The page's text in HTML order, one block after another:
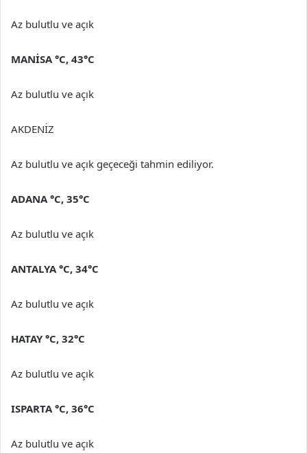
Az bulutlu ve açık
MANİSA °C, 43°C
Az bulutlu ve açık
AKDENİZ
Az bulutlu ve açık geçeceği tahmin ediliyor.
ADANA °C, 35°C
Az bulutlu ve açık
ANTALYA °C, 34°C
Az bulutlu ve açık
HATAY°C, 32°C
Az bulutlu ve açık
ISPARTA °C, 36°C
Az bulutlu ve açık